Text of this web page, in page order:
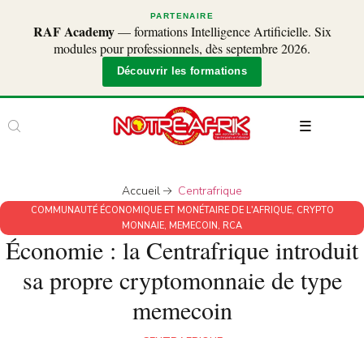
PARTENAIRE
RAF Academy— formations Intelligence Artificielle. Six
modules pour professionnels, dès septembre 2026.
Découvrir les formations
Accueil Centrafrique
COMMUNAUTÉ ÉCONOMIQUE ET MONÉTAIRE DE L'AFRIQUE, CRYPTO
MONNAIE, MEMECOIN, RCA
Économie : la Centrafrique introduit
sa propre cryptomonnaie de type
memecoin